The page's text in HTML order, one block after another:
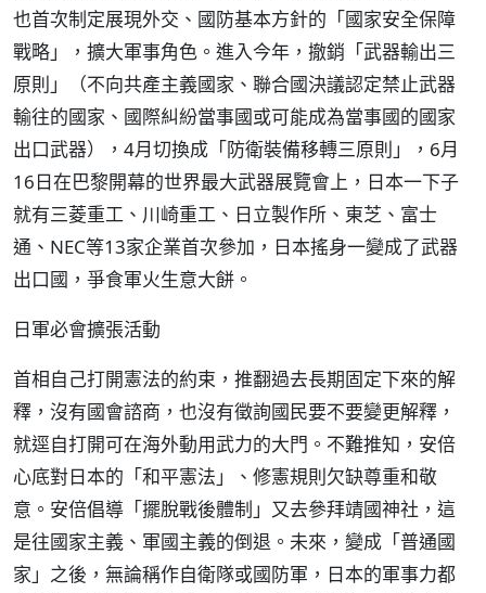
也首次制定展現外交、國防基本方針的「國家安全保障
戰略」，擴大軍事角色。進入今年，撤銷「武器輸出三
原則」（不向共產主義國家、聯合國決議認定禁止武器
輸往的國家、國際糾紛當事國或可能成為當事國的國家
出口武器），4月切換成「防衛裝備移轉三原則」，6月
16日在巴黎開幕的世界最大武器展覽會上，日本一下子
就有三菱重工、川崎重工、日立製作所、東芝、富士
通、NEC等13家企業首次參加，日本搖身一變成了武器
出口國，爭食軍火生意大餅。
日軍必會擴張活動
首相自己打開憲法的約束，推翻過去長期固定下來的解
釋，沒有國會諮商，也沒有徵詢國民要不要變更解釋，
就逕自打開可在海外動用武力的大門。不難推知，安倍
心底對日本的「和平憲法」、修憲規則欠缺尊重和敬
意。安倍倡導「擺脫戰後體制」又去參拜靖國神社，這
是往國家主義、軍國主義的倒退。未來，變成「普通國
家」之後，無論稱作自衛隊或國防軍，日本的軍事力都